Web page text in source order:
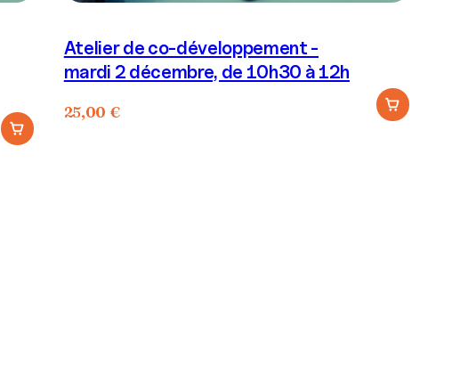
Atelier de co-développement -
mardi 2 décembre, de 10h30 à 12h
25,00 €